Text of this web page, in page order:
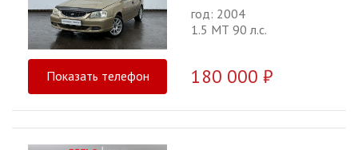
год: 2004
1.5 МТ 90 л.с.
Показать телефон 180 000 ₽